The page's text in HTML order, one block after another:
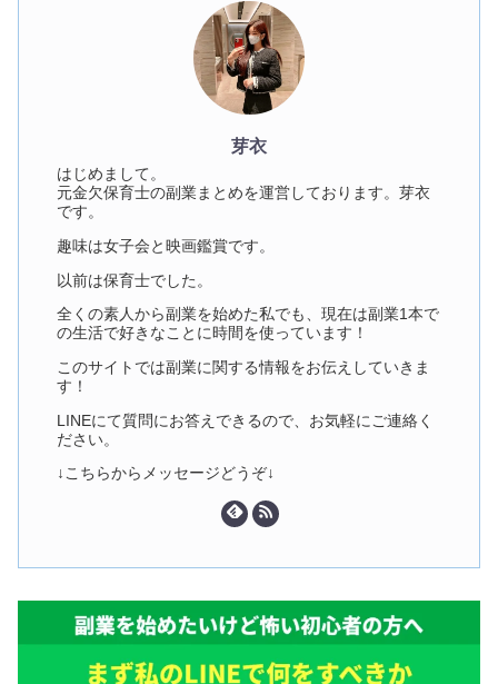
芽衣
はじめまして。
元金欠保育士の副業まとめを運営しております。芽衣
です。
趣味は女子会と映画鑑賞です。
以前は保育士でした。
全くの素人から副業を始めた私でも、現在は副業1本で
の生活で好きなことに時間を使っています！
このサイトでは副業に関する情報をお伝えしていきま
す！
LINEにて質問にお答えできるので、お気軽にご連絡く
ださい。
↓こちらからメッセージどうぞ↓